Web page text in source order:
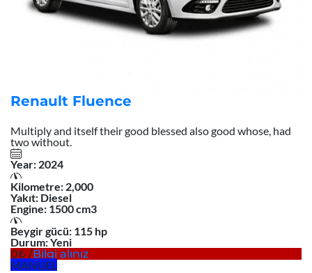
Renault Fluence
Multiply and itself their good blessed also good whose, had
two without.
Year: 2024
Kilometre: 2,000
Yakıt: Diesel
Engine: 1500 cm3
Beygir gücü: 115 hp
Durum:Yeni
0
/Bilgi alınız
MANUEL